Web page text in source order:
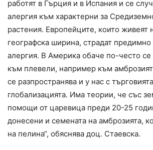
работят в Гърция и в Испания и се
алергия към характерни за
растения. Европейците, които живеят
географска ширина, страдат предимно
алергия. В Америка обаче по-често се
към плевели, например към
се разпространява и у нас с
глобализацията. Има теории, че със
помощи от царевица преди 20-25
донесени и семената на амброзията,
на пелина“, обяснява доц. Стаевска.